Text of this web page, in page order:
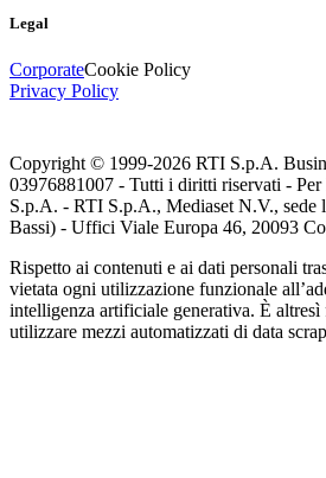
Legal
CorporateCookie Policy
Privacy Policy
Copyright © 1999-2026 RTI S.p.A.
03976881007 - Tutti i diritti riservati -
S.p.A. - RTI S.p.A., Mediaset N.V., sede
Bassi) - Uffici Viale Europa 46, 20093
Rispetto ai contenuti e ai dati personali
vietata ogni utilizzazione funzionale
intelligenza artificiale generativa. È altresì
utilizzare mezzi automatizzati di data